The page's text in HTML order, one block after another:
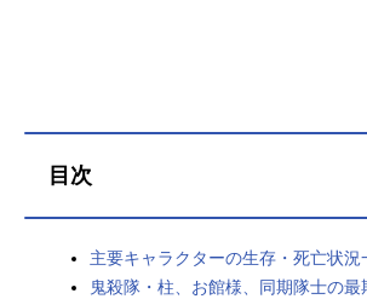
目次
主要キャラクターの生存・死亡状況
鬼殺隊・柱、お館様、同期隊士の最